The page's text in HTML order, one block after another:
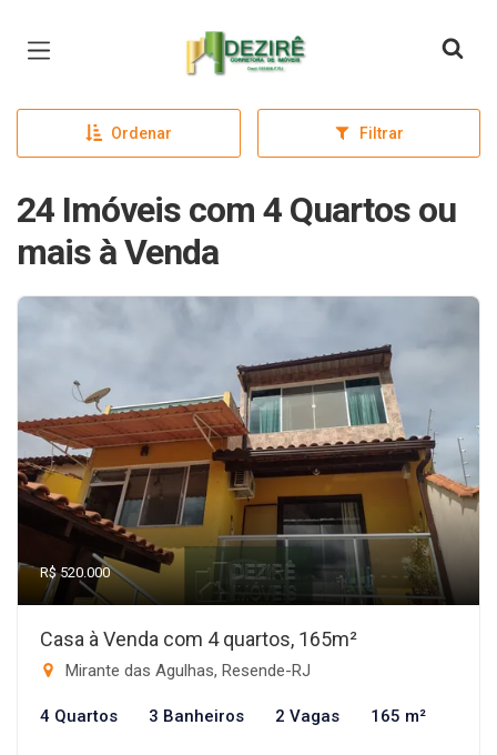
Página inicial
Ordenar Filtrar
24 Imóveis com 4 Quartos ou
mais à Venda
R$ 520.000
Casa à Venda com 4 quartos, 165m²
Mirante das Agulhas, Resende-RJ
4 Quartos 3 Banheiros 2 Vagas 165 m²